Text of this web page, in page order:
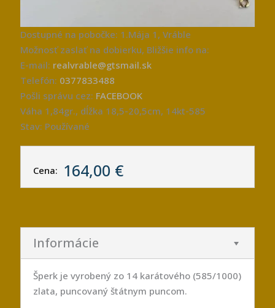
Dostupné na pobočke: 1.Mája 1, Vráble
Možnosť zaslať na dobierku, Bližšie info na:
E-mail: realvrable@gtsmail.sk
Telefón: 0377833488
Pošli správu cez: FACEBOOK
Váha 1,84gr., dĺžka 18,5-20,5cm, 14kt-585
Stav: Používané
Cena: 164,00 €
Informácie
Šperk je vyrobený zo 14 karátového (585/1000)
zlata, puncovaný štátnym puncom.